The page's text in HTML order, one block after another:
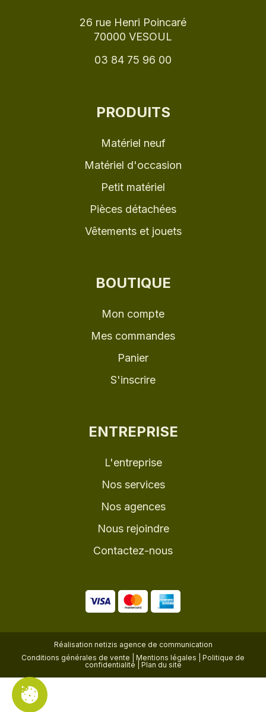
26 rue Henri Poincaré
70000 VESOUL
03 84 75 96 00
PRODUITS
Matériel neuf
Matériel d'occasion
Petit matériel
Pièces détachées
Vêtements et jouets
BOUTIQUE
Mon compte
Mes commandes
Panier
S'inscrire
ENTREPRISE
L'entreprise
Nos services
Nos agences
Nous rejoindre
Contactez-nous
Réalisation netizis agence de communication
Conditions générales de vente
Mentions légales
Politique de
confidentialité
Plan du site